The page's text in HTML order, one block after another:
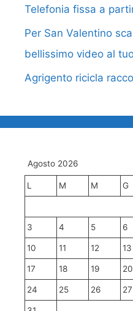
Telefonia fissa a
Per San Valentino
bellissimo video al
Agrigento ricicla
Agosto 2026
L M M G
3 4 5 6
10 11 12 13
17 18 19 20
24 25 26 27